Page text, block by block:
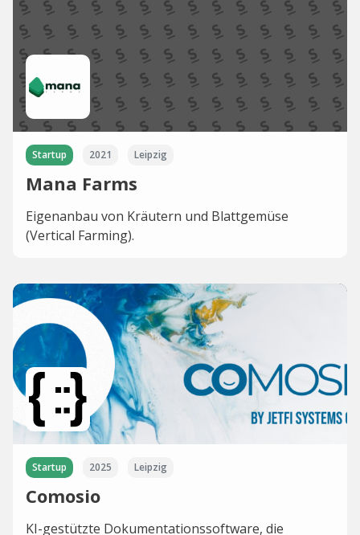
Startup 2021 Leipzig
Mana Farms
Eigenanbau von Kräutern und Blattgemüse
(Vertical Farming).
Startup 2025 Leipzig
Comosio
KI-gestützte Dokumentationssoftware, die